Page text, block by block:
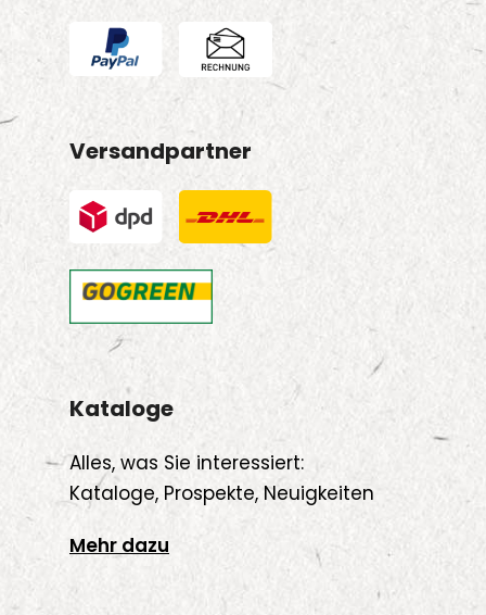
Versandpartner
Kataloge
Alles, was Sie interessiert:
Kataloge, Prospekte, Neuigkeiten
Mehr dazu